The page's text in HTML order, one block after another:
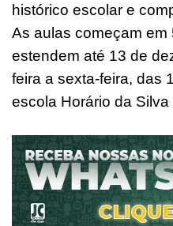
histórico escolar e
As aulas começam em
estendem até 13 de
feira a sexta-feira, das
escola Horário da Silva